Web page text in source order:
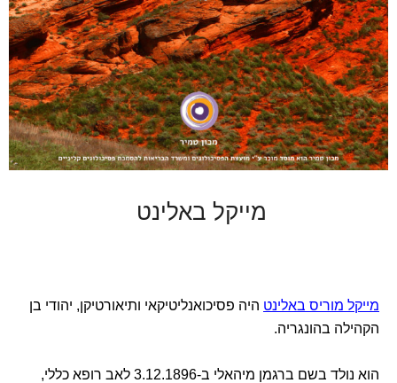
מייקל באלינט
מייקל מוריס באלינט היה פסיכואנליטיקאי ותיאורטיקן, יהודי בן
הקהילה בהונגריה.
הוא נולד בשם ברגמן מיהאלי ב-3.12.1896 לאב רופא כללי,